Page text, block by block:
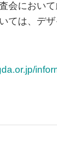
会におい
ては、デ